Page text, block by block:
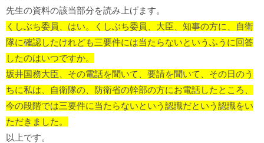
先生の資料の該当部分を読み上げます。
くしぶち委員、はい。くしぶち委員、大臣、知事の方に、自衛
隊に確認したけれども三要件には当たらないというふうに回答
したのはいつですか。
坂井国務大臣、その電話を聞いて、要請を聞いて、その日のう
ちに私は、自衛隊の、防衛省の幹部の方にお電話したところ、
今の段階では三要件に当たらないという認識だという認識をい
ただきました。
以上です。